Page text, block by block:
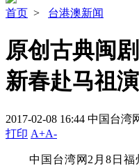
首页 > 台港澳新闻
原创古典闽
新春赴马祖
2017-02-08 16:44 中国台湾
打印 A+A-
中国台湾网2月8日福